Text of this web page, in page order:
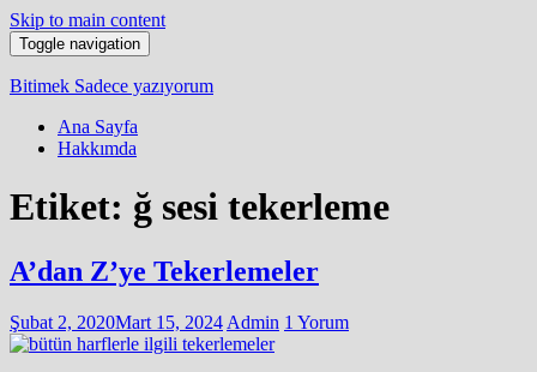
Skip to main content
Toggle navigation
Bitimek Sadece yazıyorum
Ana Sayfa
Hakkımda
Etiket: ğ sesi tekerleme
A’dan Z’ye Tekerlemeler
Şubat 2, 2020Mart 15, 2024 Admin 1 Yorum